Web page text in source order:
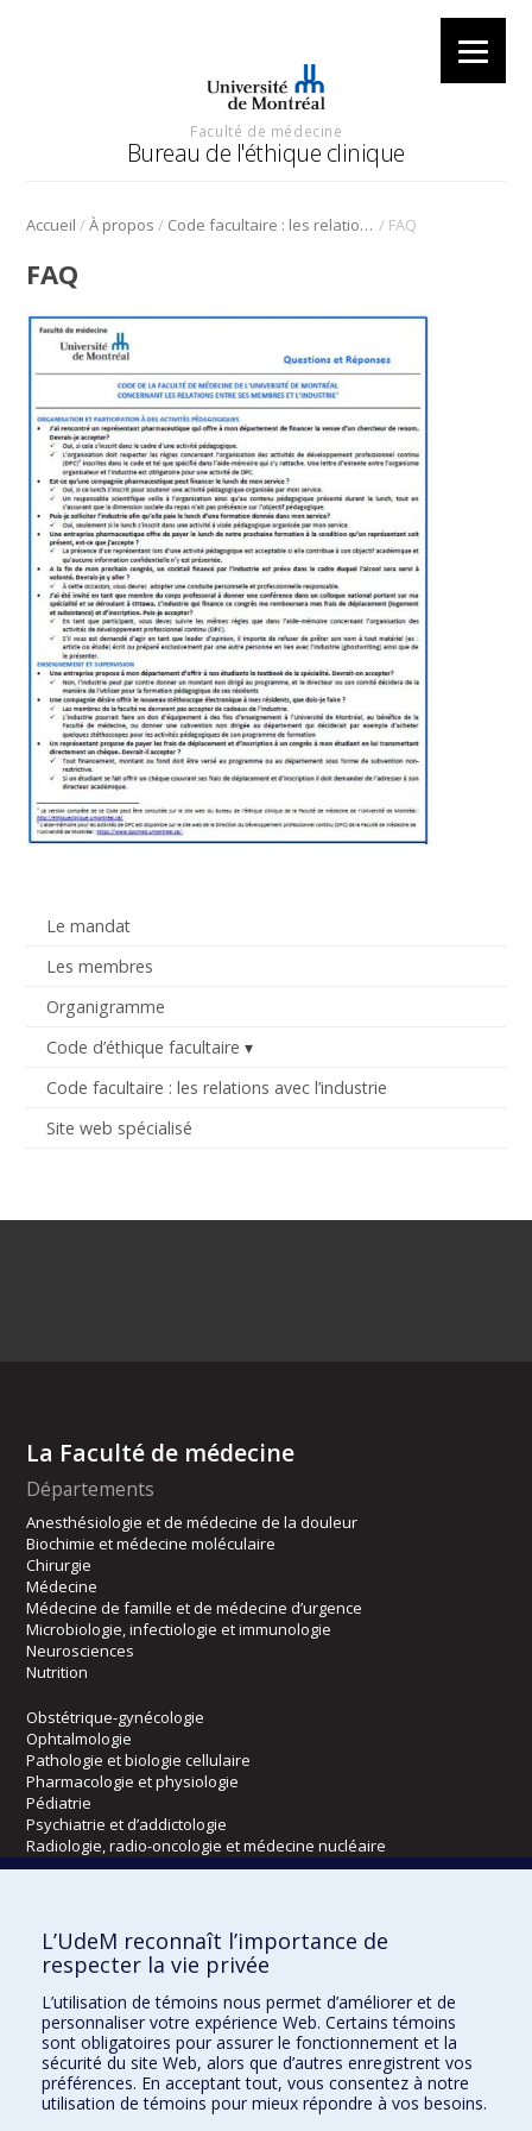
Faculté de médecine
Bureau de l'éthique clinique
Accueil /À propos / Code facultaire : les relations avec l’industrie / FAQ
Le mandat
Les membres
Organigramme
Code d’éthique facultaire
Code facultaire : les relations avec l’industrie
Site web spécialisé
FAQ
La Faculté de médecine
Départements
Anesthésiologie et de médecine de la douleur
Biochimie et médecine moléculaire
Chirurgie
Médecine
Médecine de famille et de médecine d’urgence
Microbiologie, infectiologie et immunologie
Neurosciences
Nutrition
Obstétrique-gynécologie
Ophtalmologie
Pathologie et biologie cellulaire
Pharmacologie et physiologie
Pédiatrie
Psychiatrie et d’addictologie
Radiologie, radio-oncologie et médecine nucléaire
Kinésiologie et des sciences de l’activité physique
Orthophonie et audiologie
Réadaptation
Directions
DPC
CPASS
L’UdeM reconnaît l’importance de
respecter la vie privée
L’utilisation de témoins nous permet d’améliorer et de
personnaliser votre expérience Web. Certains témoins
sont obligatoires pour assurer le fonctionnement et la
sécurité du site Web, alors que d’autres enregistrent vos
préférences. En acceptant tout, vous consentez à notre
utilisation de témoins pour mieux répondre à vos besoins.